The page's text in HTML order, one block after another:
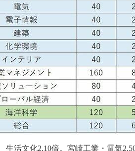
生活文化2.10倍。宮崎工業・電気